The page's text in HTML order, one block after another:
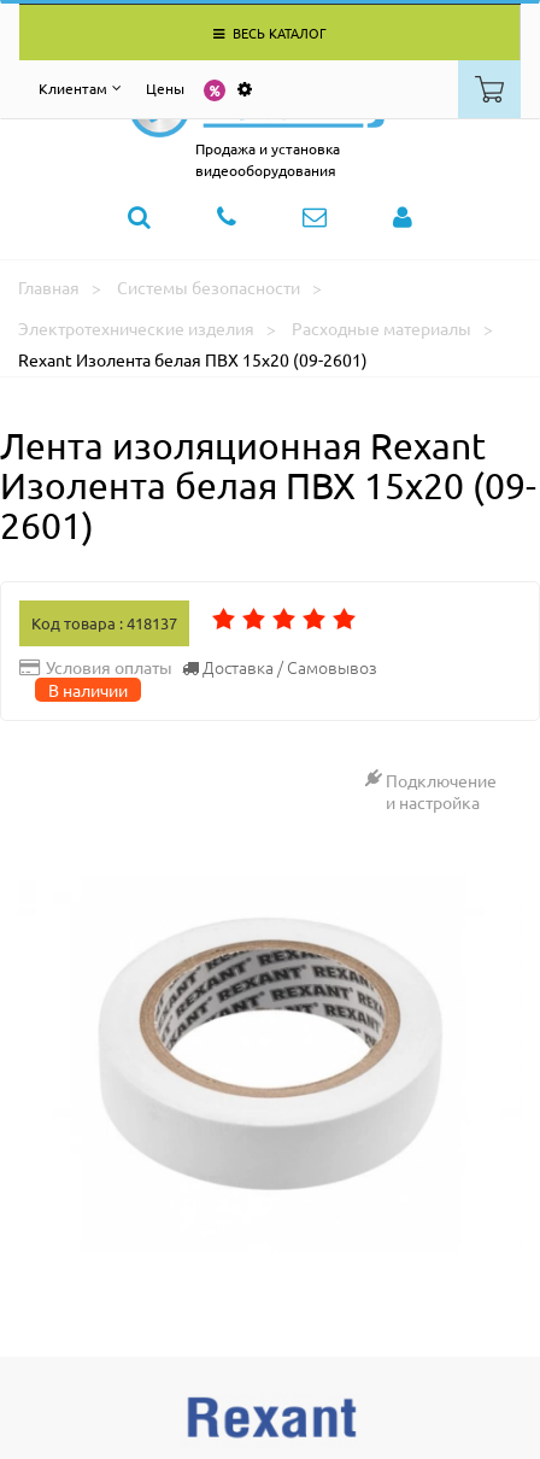
ВЕСЬ КАТАЛОГ
Клиентам Цены
Продажа и установка
видеооборудования
Главная
Системы безопасности
Электротехнические изделия
Расходные материалы
Rexant Изолента белая ПВХ 15х20 (09-2601)
Лента изоляционная Rexant
Изолента белая ПВХ 15х20 (09-
2601)
Код товара : 418137
Условия оплаты Доставка / Самовывоз
В наличии
Подключение
и настройка